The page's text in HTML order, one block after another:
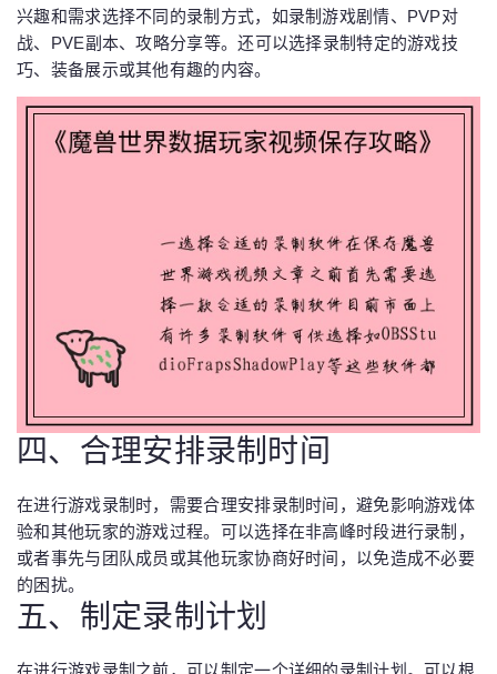
兴趣和需求选择不同的录制方式，如录制游戏剧情、PVP对
战、PVE副本、攻略分享等。还可以选择录制特定的游戏技
巧、装备展示或其他有趣的内容。
四、合理安排录制时间
在进行游戏录制时，需要合理安排录制时间，避免影响游戏体
验和其他玩家的游戏过程。可以选择在非高峰时段进行录制，
或者事先与团队成员或其他玩家协商好时间，以免造成不必要
的困扰。
五、制定录制计划
在进行游戏录制之前，可以制定一个详细的录制计划。可以根